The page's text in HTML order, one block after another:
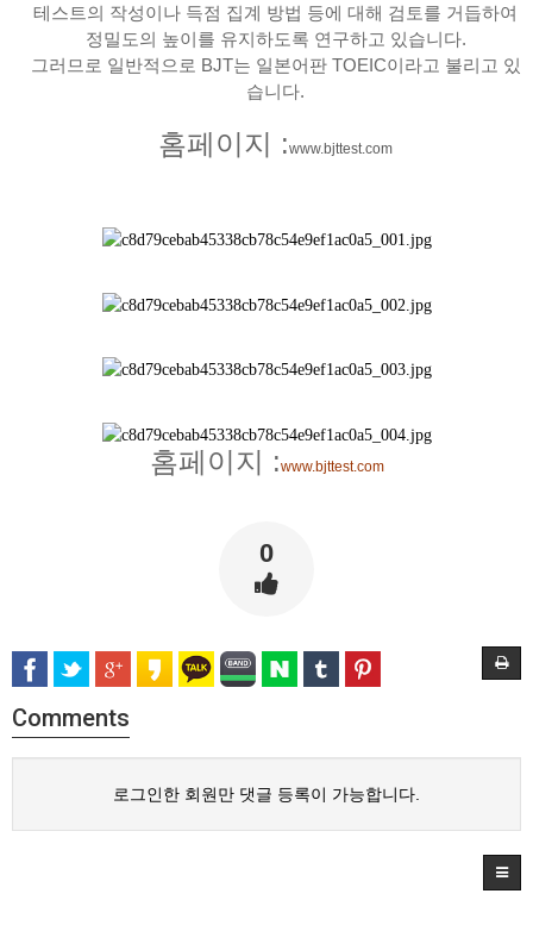
테스트의 작성이나 득점 집계 방법 등에 대해 검토를 거듭하여
정밀도의 높이를 유지하도록 연구하고 있습니다.
그러므로 일반적으로 BJT는 일본어판 TOEIC이라고 불리고 있
습니다.
홈페이지 :www.bjttest.com
홈페이지 :www.bjttest.com
0
Comments
로그인한 회원만 댓글 등록이 가능합니다.